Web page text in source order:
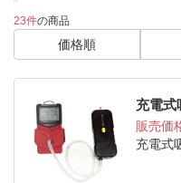
23件の商品
価格順
充電
販売価
充電式